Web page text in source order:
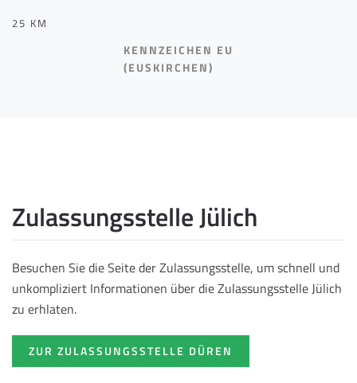
25 KM
KENNZEICHEN EU
(EUSKIRCHEN)
Zulassungsstelle Jülich
Besuchen Sie die Seite der Zulassungsstelle, um schnell und
unkompliziert Informationen über die Zulassungsstelle Jülich
zu erhlaten.
ZUR ZULASSUNGSSTELLE DÜREN